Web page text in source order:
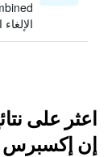
اعثر على
إن إكسبرس